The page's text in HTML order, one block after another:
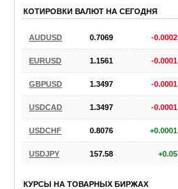
КОТИРОВКИ ВАЛЮТ НА СЕГОДНЯ
AUDUSD 0.7069 -0.0002
EURUSD 1.1561 -0.0001
GBPUSD 1.3497 -0.0001
USDCAD 1.3497 -0.0001
USDCHF 0.8076 +0.0001
USDJPY 157.58 +0.05
КУРСЫ НА ТОВАРНЫХ БИРЖАХ